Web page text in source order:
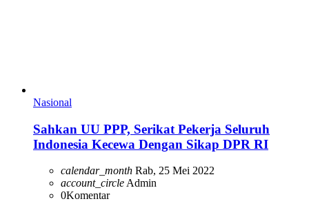
Nasional
Sahkan UU PPP, Serikat Pekerja Seluruh
Indonesia Kecewa Dengan Sikap DPR RI
calendar_month Rab, 25 Mei 2022
account_circle Admin
0Komentar